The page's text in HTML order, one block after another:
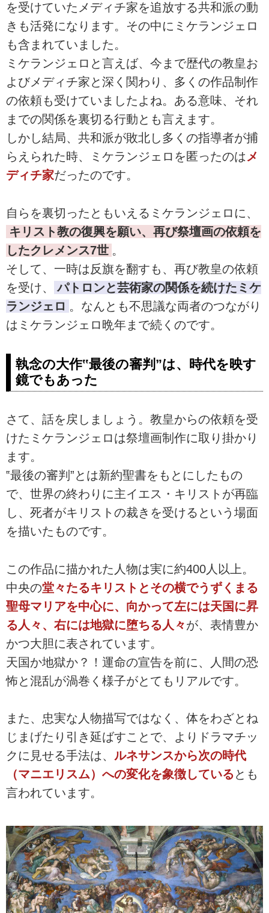
を受けていたメディチ家を追放する共和派の動
きも活発になります。その中にミケランジェロ
も含まれていました。
ミケランジェロと言えば、今まで歴代の教皇お
よびメディチ家と深く関わり、多くの作品制作
の依頼も受けていましたよね。ある意味、それ
までの関係を裏切る行動とも言えます。
しかし結局、共和派が敗北し多くの指導者が捕
らえられた時、ミケランジェロを匿ったのはメ
ディチ家だったのです。
自らを裏切ったともいえるミケランジェロに、
キリスト教の復興を願い、再び祭壇画の依頼を
したクレメンス7世 。
そして、一時は反旗を翻すも、再び教皇の依頼
を受け、
パトロンと芸術家の関係を続けたミケ
ランジェロ 。なんとも不思議な両者のつながり
はミケランジェロ晩年まで続くのです。
執念の大作‟最後の審判”は、時代を映す
鏡でもあった
さて、話を戻しましょう。教皇からの依頼を受
けたミケランジェロは祭壇画制作に取り掛かり
ます。
‟最後の審判”とは新約聖書をもとにしたもの
で、世界の終わりに主イエス・キリストが再臨
し、死者がキリストの裁きを受けるという場面
を描いたものです。
この作品に描かれた人物は実に約400人以上。
中央の堂々たるキリストとその横でうずくまる
聖母マリアを中心に、向かって左には天国に昇
る人々、右には地獄に堕ちる人々が、表情豊か
かつ大胆に表されています。
天国か地獄か？！運命の宣告を前に、人間の恐
怖と混乱が渦巻く様子がとてもリアルです。
また、忠実な人物描写ではなく、体をわざとね
じまげたり引き延ばすことで、よりドラマチッ
クに見せる手法は、 ルネサンスから次の時代
（マニエリスム）への変化を象徴しているとも
言われています。